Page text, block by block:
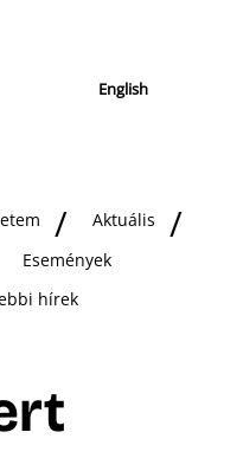
English
Aktuális
Események
hírek